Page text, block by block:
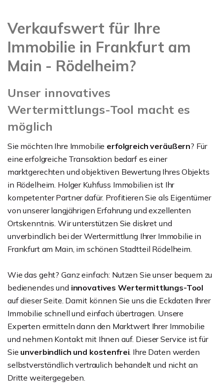
Verkaufswert für Ihre
Immobilie in Frankfurt am
Main - Rödelheim?
Unser innovatives
Wertermittlungs-Tool macht es
möglich
Sie möchten Ihre Immobilie erfolgreich veräußern? Für
eine erfolgreiche Transaktion bedarf es einer
marktgerechten und objektiven Bewertung Ihres Objekts
in Rödelheim. Holger Kuhfuss Immobilien ist Ihr
kompetenter Partner dafür. Profitieren Sie als Eigentümer
von unserer langjährigen Erfahrung und exzellenten
Ortskenntnis. Wir unterstützen Sie diskret und
unverbindlich bei der Wertermittlung Ihrer Immobilie in
Frankfurt am Main, im schönen Stadtteil Rödelheim.
Wie das geht? Ganz einfach: Nutzen Sie unser bequem zu
bedienendes und innovatives Wertermittlungs-Tool
auf dieser Seite. Damit können Sie uns die Eckdaten Ihrer
Immobilie schnell und einfach übertragen. Unsere
Experten ermitteln dann den Marktwert Ihrer Immobilie
und nehmen Kontakt mit Ihnen auf. Dieser Service ist für
Sie unverbindlich und kostenfrei. Ihre Daten werden
selbstverständlich vertraulich behandelt und nicht an
Dritte weitergegeben.